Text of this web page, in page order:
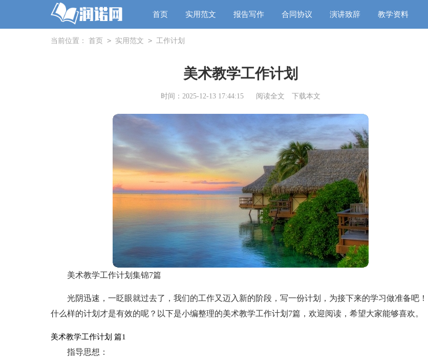
首页 实用范文 报告写作 合同协议 演讲致辞 教学资料
当前位置： 首页 > 实用范文 > 工作计划
美术教学工作计划
时间：2025-12-13 17:44:15 阅读全文 下载本文
美术教学工作计划集锦7篇
光阴迅速，一眨眼就过去了，我们的工作又迈入新的阶段，写一份计划，为接下来的学习做准备吧！
什么样的计划才是有效的呢？以下是小编整理的美术教学工作计划7篇，欢迎阅读，希望大家能够喜欢。
美术教学工作计划 篇1
指导思想：